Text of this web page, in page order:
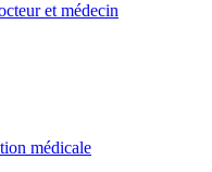
et médecin
médicale